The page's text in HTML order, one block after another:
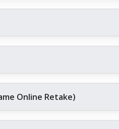
Online Retake)